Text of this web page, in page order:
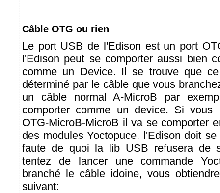
Câble OTG ou rien
Le port USB de l'Edison est un port
l'Edison peut se comporter aussi bien
comme un Device. Il se trouve que
déterminé par le câble que vous
un câble normal A-MicroB par
comporter comme un device. Si vous
OTG-MicroB-MicroB il va se comporter
des modules Yoctopuce, l'Edison doit
faute de quoi la lib USB refusera de
tentez de lancer une commande
branché le câble idoine, vous
suivant: